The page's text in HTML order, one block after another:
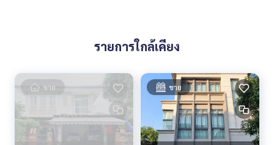
“HOME - Real Estate Services”
Facebook | IG | TikTok | YouTube
#HOMEREALESTATESERVICES
#นายหน้าที่จริงใจ #รับฝากขายอสังหา
รายการใกล้เคียง
ขาย ขาย